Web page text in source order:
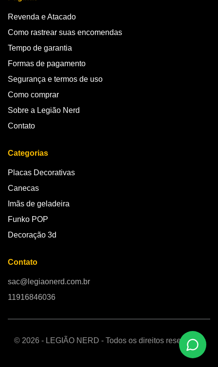
Revenda e Atacado
Como rastrear suas encomendas
Tempo de garantia
Formas de pagamento
Segurança e termos de uso
Como comprar
Sobre a Legião Nerd
Contato
Categorias
Placas Decorativas
Canecas
Imãs de geladeira
Funko POP
Decoração 3d
Contato
sac@legiaonerd.com.br
11916846036
© 2026 - LEGIÃO NERD - Todos os direitos reservados